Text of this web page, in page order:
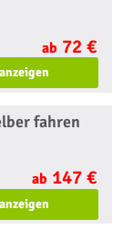
ab 72 €
fahren
ab 147 €